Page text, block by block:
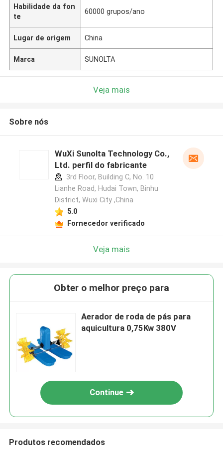
Habilidade da fon
te
60000 grupos/ano
Lugar de origem China
Marca SUNOLTA
Veja mais
Sobre nós
WuXi Sunolta Technology Co.,
Ltd. perfil do fabricante
3rd Floor, Building C, No. 10
Lianhe Road, Hudai Town, Binhu
District, Wuxi City ,China
5.0
Fornecedor verificado
Veja mais
Obter o melhor preço para
Aerador de roda de pás para
aquicultura 0,75Kw 380V
Continue
Produtos recomendados